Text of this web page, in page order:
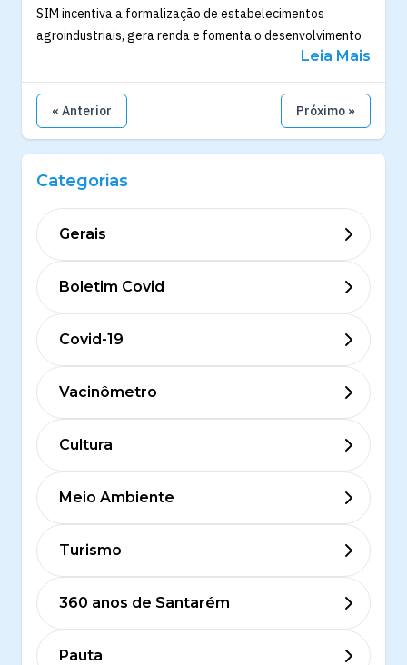
SIM incentiva a formalização de estabelecimentos
agroindustriais, gera renda e fomenta o desenvolvimento
Leia Mais
« Anterior Próximo »
Categorias
Gerais
Boletim Covid
Covid-19
Vacinômetro
Cultura
Meio Ambiente
Turismo
360 anos de Santarém
Pauta